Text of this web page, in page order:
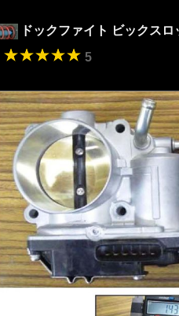
ドックファイト ビックス
5